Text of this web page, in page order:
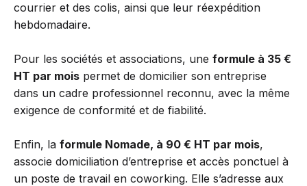
courrier et des colis, ainsi que leur réexpédition
hebdomadaire.
Pour les sociétés et associations, une formule à 35 €
HT par mois permet de domicilier son entreprise
dans un cadre professionnel reconnu, avec la même
exigence de conformité et de fiabilité.
Enfin, la formule Nomade, à 90 € HT par mois,
associe domiciliation d’entreprise et accès ponctuel à
un poste de travail en coworking. Elle s’adresse aux